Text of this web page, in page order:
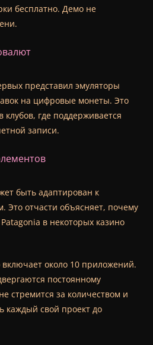
бесплатно. Демо не
представил эмуляторы
на цифровые монеты. Это
где поддерживается
записи.
быть адаптирован к
Это отчасти объясняет, почему
в некоторых казино
около 10 приложений.
постоянному
стремится за количеством и
каждый свой проект до